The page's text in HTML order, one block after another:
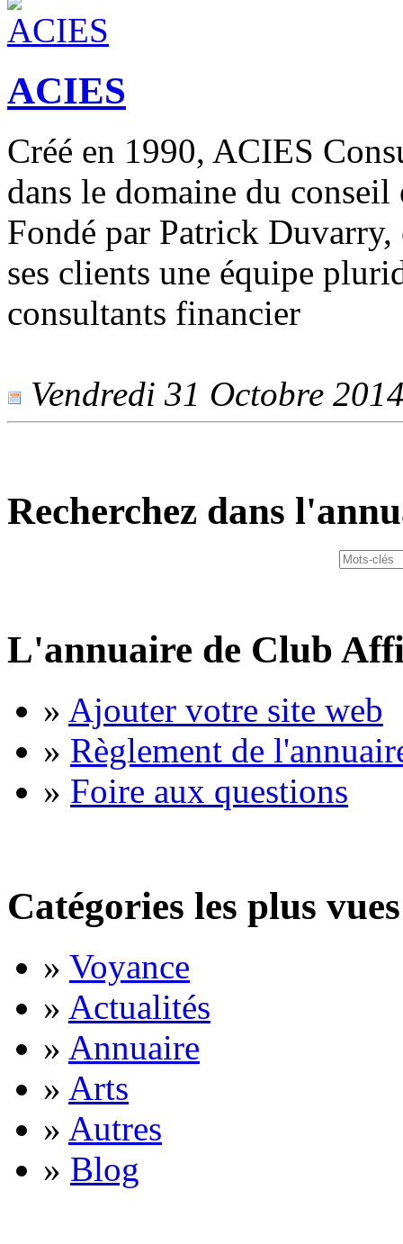
ACIES
Créé en 1990, ACIES
dans le domaine du
Fondé par Patrick
ses clients une équipe
consultants financier
Vendredi 31 Octobre
Recherchez dans
L'annuaire de Club
» Ajouter votre site web
» Règlement de
» Foire aux questions
Catégories les plus vues
» Voyance
» Actualités
» Annuaire
» Arts
» Autres
» Blog